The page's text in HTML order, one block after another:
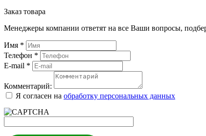
Заказ товара
Менеджеры компании ответят на все Ваши вопросы,
Имя *
Телефон *
E-mail *
Комментарий:
Я согласен на обработку персональных данных